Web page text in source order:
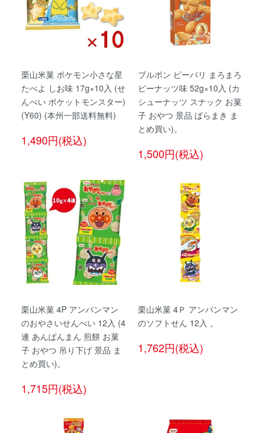
栗山米菓 ポケモン小さな星
たべよ しお味 17g×10入 (せ
んべい ポケットモンスター)
(Y60) (本州一部送料無料)
1,490円(税込)
ブルボン ピーパリ まろまろ
ピーナッツ味 52g×10入 (カ
シューナッツ スナック お菓
子 おやつ 景品 ばらまき ま
とめ買い)。
1,500円(税込)
栗山米菓 4P アンパンマン
のおやさいせんべい 12入 (4
連 あんぱんまん 煎餅 お菓
子 おやつ 吊り下げ 景品 ま
とめ買い)。
1,715円(税込)
栗山米菓 4Ｐ アンパンマン
のソフトせん 12入 。
1,762円(税込)